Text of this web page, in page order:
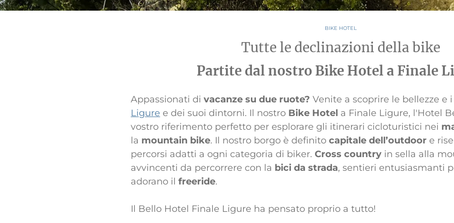
BIKE HOTEL
Tutte le declinazioni della bike
Partite dal nostro Bike Hotel a Finale
Appassionati di vacanze su due ruote? Venite a scoprire le bellezze e
Ligure e dei suoi dintorni. Il nostro Bike Hotel a Finale Ligure, l'Hotel
vostro riferimento perfetto per esplorare gli itinerari cicloturistici nei
la mountain bike. Il nostro borgo è definito capitale dell’outdoor e
percorsi adatti a ogni categoria di biker. Cross country in sella alla
avvincenti da percorrere con la bici da strada, sentieri entusiasmanti
adorano il freeride.
Il Bello Hotel Finale Ligure ha pensato proprio a tutto!